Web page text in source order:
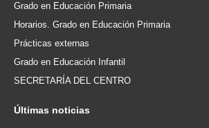
Grado en Educación Primaria
Horarios. Grado en Educación Primaria
Prácticas externas
Grado en Educación Infantil
SECRETARÍA DEL CENTRO
Últimas noticias